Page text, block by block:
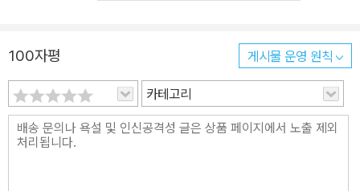
장을 가꾸는 곤충은 무엇인지 등 책을 읽으며 자연스레 재미있는 채
소 상식들을 익히다 보면 평소 채소를 싫어했던 아이들도 식탁 위에
올라 온 갖가지 채소들을 보다 친숙하게 느끼게 될 것이다.
100자평 게시물 운영 원칙
카테고리